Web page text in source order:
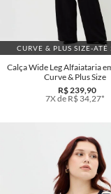
CURVE & PLUS SIZE-
Calça Wide Leg Alfaiataria
Curve & Plus Size
R$ 239,90
7X de R$ 34,27*